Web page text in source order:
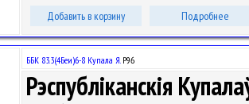
Добавить в корзину Подробнее
ББК 83.3(4Беи)6-8 Купала Я.Р96
Рэспубліканскія